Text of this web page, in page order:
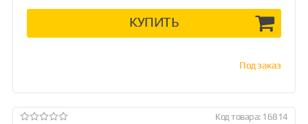
КУПИТЬ
Под заказ
Код товара: 16814